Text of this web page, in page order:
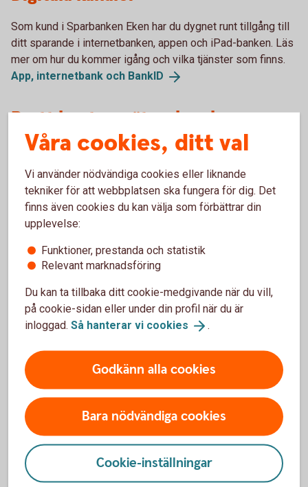
Som kund i Sparbanken Eken har du dygnet runt tillgång till
ditt sparande i internetbanken, appen och iPad-banken. Läs
mer om hur du kommer igång och vilka tjänster som finns.
App, internetbank och BankID
Brett kontorsnätverk och
Kundcenter
Vi har bankkontor i hela Sverige, dit du är välkommen om du
har frågor kring ditt sparande. Du kan även
kontakta Kundcenter på 0459-387 77 om du vill prata med
en rådgivare.
Guider
Genom bankens olika guider kan du på egen hand, i
internetbanken eller i appen, utvärdera olika
placeringsmöjligheter utifrån dina mål och behov. Några
Enkelt fondval med färdiga fondpaket
Spara ochplacera
Pensionsspara
Uppföljning av dina placeringar
Efter en rådgivning kring ditt sparande kan du senare
Våra cookies, ditt val
Vi använder nödvändiga cookies eller liknande
tekniker för att webbplatsen ska fungera för dig. Det
finns även cookies du kan välja som förbättrar din
upplevelse:
Funktioner, prestanda och statistik
Relevant marknadsföring
Du kan ta tillbaka ditt cookie-medgivande när du vill,
på cookie-sidan eller under din profil när du är
inloggad. Så hanterar vi cookies .
Godkänn alla cookies
Bara nödvändiga cookies
Cookie-inställningar